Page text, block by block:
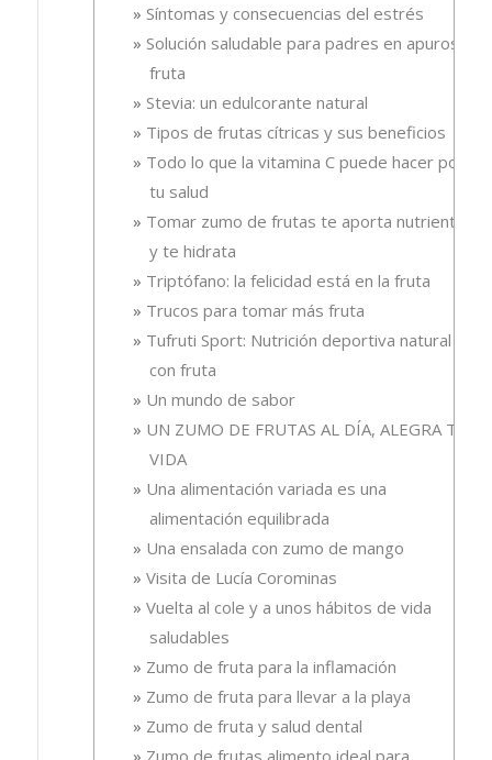
Síntomas y consecuencias del estrés
Solución saludable para padres en apuros, la
fruta
Stevia: un edulcorante natural
Tipos de frutas cítricas y sus beneficios
Todo lo que la vitamina C puede hacer por
tu salud
Tomar zumo de frutas te aporta nutrientes
y te hidrata
Triptófano: la felicidad está en la fruta
Trucos para tomar más fruta
Tufruti Sport: Nutrición deportiva natural
con fruta
Un mundo de sabor
UN ZUMO DE FRUTAS AL DÍA, ALEGRA TU
VIDA
Una alimentación variada es una
alimentación equilibrada
Una ensalada con zumo de mango
Visita de Lucía Corominas
Vuelta al cole y a unos hábitos de vida
saludables
Zumo de fruta para la inflamación
Zumo de fruta para llevar a la playa
Zumo de fruta y salud dental
Zumo de frutas alimento ideal para